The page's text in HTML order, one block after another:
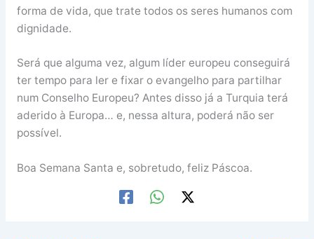
forma de vida, que trate todos os seres humanos com
dignidade.
Será que alguma vez, algum líder europeu conseguirá
ter tempo para ler e fixar o evangelho para partilhar
num Conselho Europeu? Antes disso já a Turquia terá
aderido à Europa… e, nessa altura, poderá não ser
possível.
Boa Semana Santa e, sobretudo, feliz Páscoa.